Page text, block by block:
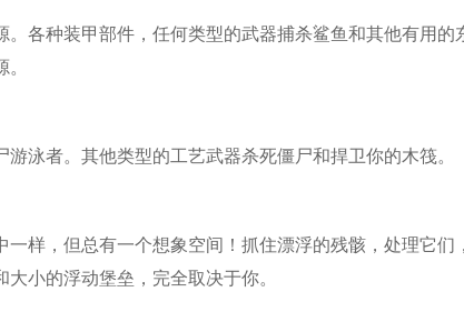
各种装甲部件，任何类型的武器捕杀鲨鱼和其他有用的
泳者。其他类型的工艺武器杀死僵尸和捍卫你的木筏。
样，但总有一个想象空间！抓住漂浮的残骸，处理它们
小的浮动堡垒，完全取决于你。